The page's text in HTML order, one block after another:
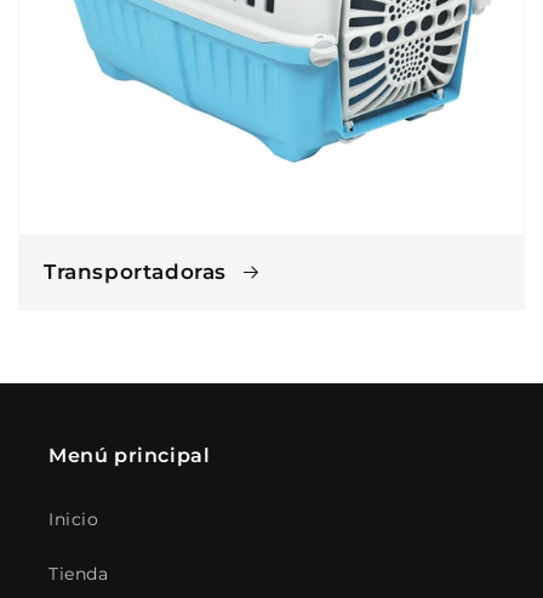
Transportadoras
Menú principal
Inicio
Tienda